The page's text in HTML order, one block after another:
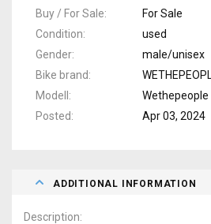
Buy / For Sale
For Sale
Condition
used
Gender
male/unisex
Bike brand
Modell
Posted
Apr 03, 2024
ADDITIONAL INFORMATION
Description